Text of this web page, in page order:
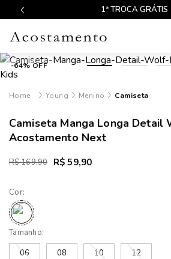
1ª TROCA GRÁTIS
-64% OFF
Young Menino Camiseta
Camiseta Manga Longa Detail
Acostamento Next
R$ 169,90 R$ 59,90
Cor:
Tamanho:
06
08 10 12